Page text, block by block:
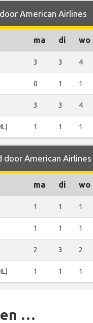
American Airlines
ma di wo
3 3 4
0 1 1
3 3 4
1 1 1
American Airlines
ma di wo
1 1 1
1 1 1
2 3 2
1 1 1
…